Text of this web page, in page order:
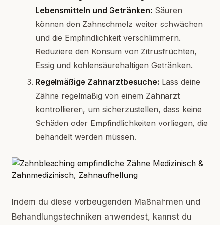
Lebensmitteln und Getränken: Säuren
können den Zahnschmelz weiter schwächen
und die Empfindlichkeit verschlimmern.
Reduziere den Konsum von Zitrusfrüchten,
Essig und kohlensäurehaltigen Getränken.
Regelmäßige Zahnarztbesuche: Lass deine
Zähne regelmäßig von einem Zahnarzt
kontrollieren, um sicherzustellen, dass keine
Schäden oder Empfindlichkeiten vorliegen, die
behandelt werden müssen.
Indem du diese vorbeugenden Maßnahmen und
Behandlungstechniken anwendest, kannst du